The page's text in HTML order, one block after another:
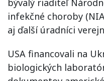
bývalý riaditeľ
infekčné choroby
aj ďalší úradníci
USA financovali na
biologických